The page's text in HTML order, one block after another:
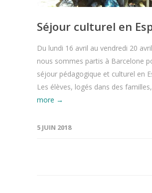
Séjour culturel en
Du lundi 16 avril au vendredi 20
nous sommes partis à Barcelone
séjour pédagogique et culturel en
Les élèves, logés dans des
more →
5 JUIN 2018